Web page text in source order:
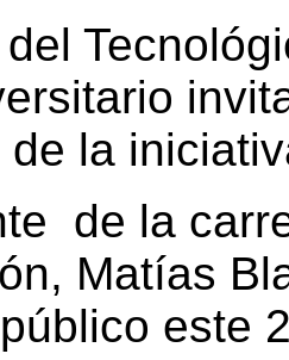
la
de la
Matías
este